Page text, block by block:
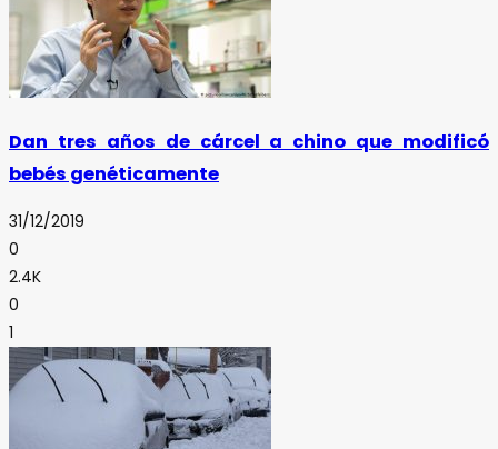
Dan tres años de cárcel a chino que modificó
bebés genéticamente
31/12/2019
0
2.4K
0
1